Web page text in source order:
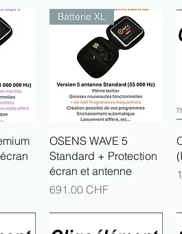
Aperçu rapide
Batterie XL
OSENS WAVE 5
Standard + Protection
écran et antenne
Prix
691.00 CHF